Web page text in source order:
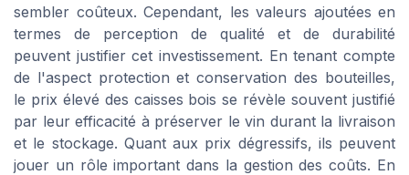
sembler coûteux. Cependant, les valeurs ajoutées en
termes de perception de qualité et de durabilité
peuvent justifier cet investissement. En tenant compte
de l'aspect protection et conservation des bouteilles,
le prix élevé des caisses bois se révèle souvent justifié
par leur efficacité à préserver le vin durant la livraison
et le stockage. Quant aux prix dégressifs, ils peuvent
jouer un rôle important dans la gestion des coûts. En